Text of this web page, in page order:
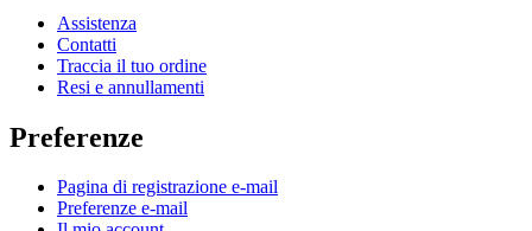
Assistenza
Contatti
Traccia il tuo ordine
Resi e annullamenti
Preferenze
Pagina di registrazione e-mail
Preferenze e-mail